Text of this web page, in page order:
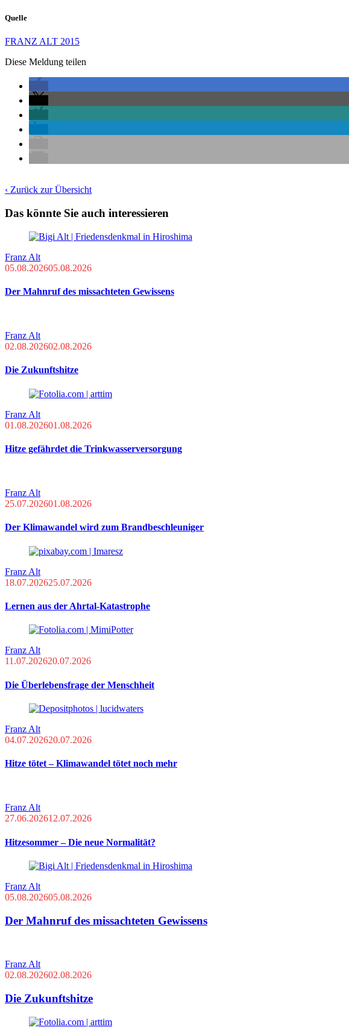
Quelle
FRANZ ALT 2015
Diese Meldung teilen
‹ Zurück zur Übersicht
Das könnte Sie auch interessieren
Franz Alt
05.08.202605.08.2026
Der Mahnruf des missachteten Gewissens
Franz Alt
02.08.202602.08.2026
Die Zukunftshitze
Franz Alt
01.08.202601.08.2026
Hitze gefährdet die Trinkwasserversorgung
Franz Alt
25.07.202601.08.2026
Der Klimawandel wird zum Brandbeschleuniger
Franz Alt
18.07.202625.07.2026
Lernen aus der Ahrtal-Katastrophe
Franz Alt
11.07.202620.07.2026
Die Überlebensfrage der Menschheit
Franz Alt
04.07.202620.07.2026
Hitze tötet – Klimawandel tötet noch mehr
Franz Alt
27.06.202612.07.2026
Hitzesommer – Die neue Normalität?
Franz Alt
05.08.202605.08.2026
Der Mahnruf des missachteten Gewissens
Franz Alt
02.08.202602.08.2026
Die Zukunftshitze